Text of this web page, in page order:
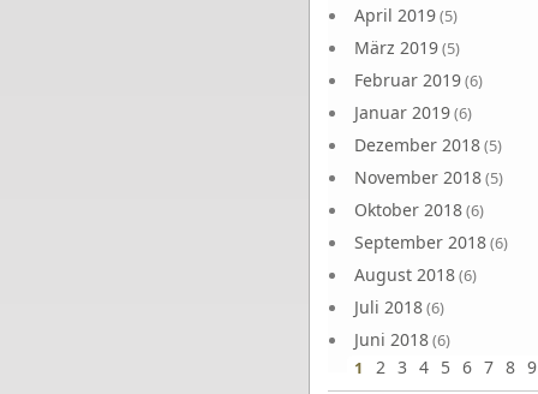
April 2019(5)
März 2019(5)
Februar 2019(6)
Januar 2019(6)
Dezember 2018(5)
November 2018(5)
Oktober 2018(6)
September 2018(6)
August 2018(6)
Juli 2018(6)
Juni 2018(6)
1 2 3 4 5 6 7 8 9